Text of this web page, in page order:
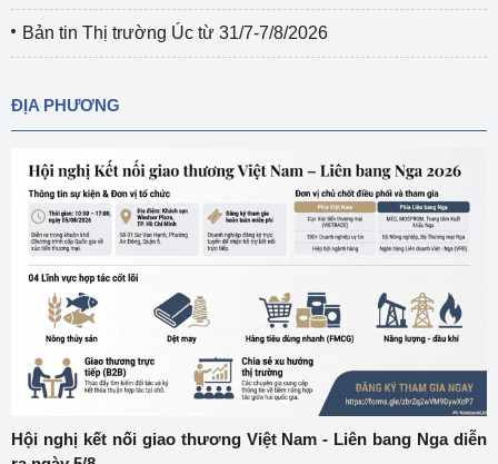
Bản tin Thị trường Úc từ 31/7-7/8/2026
ĐỊA PHƯƠNG
Hội nghị kết nối giao thương Việt Nam - Liên bang Nga diễn